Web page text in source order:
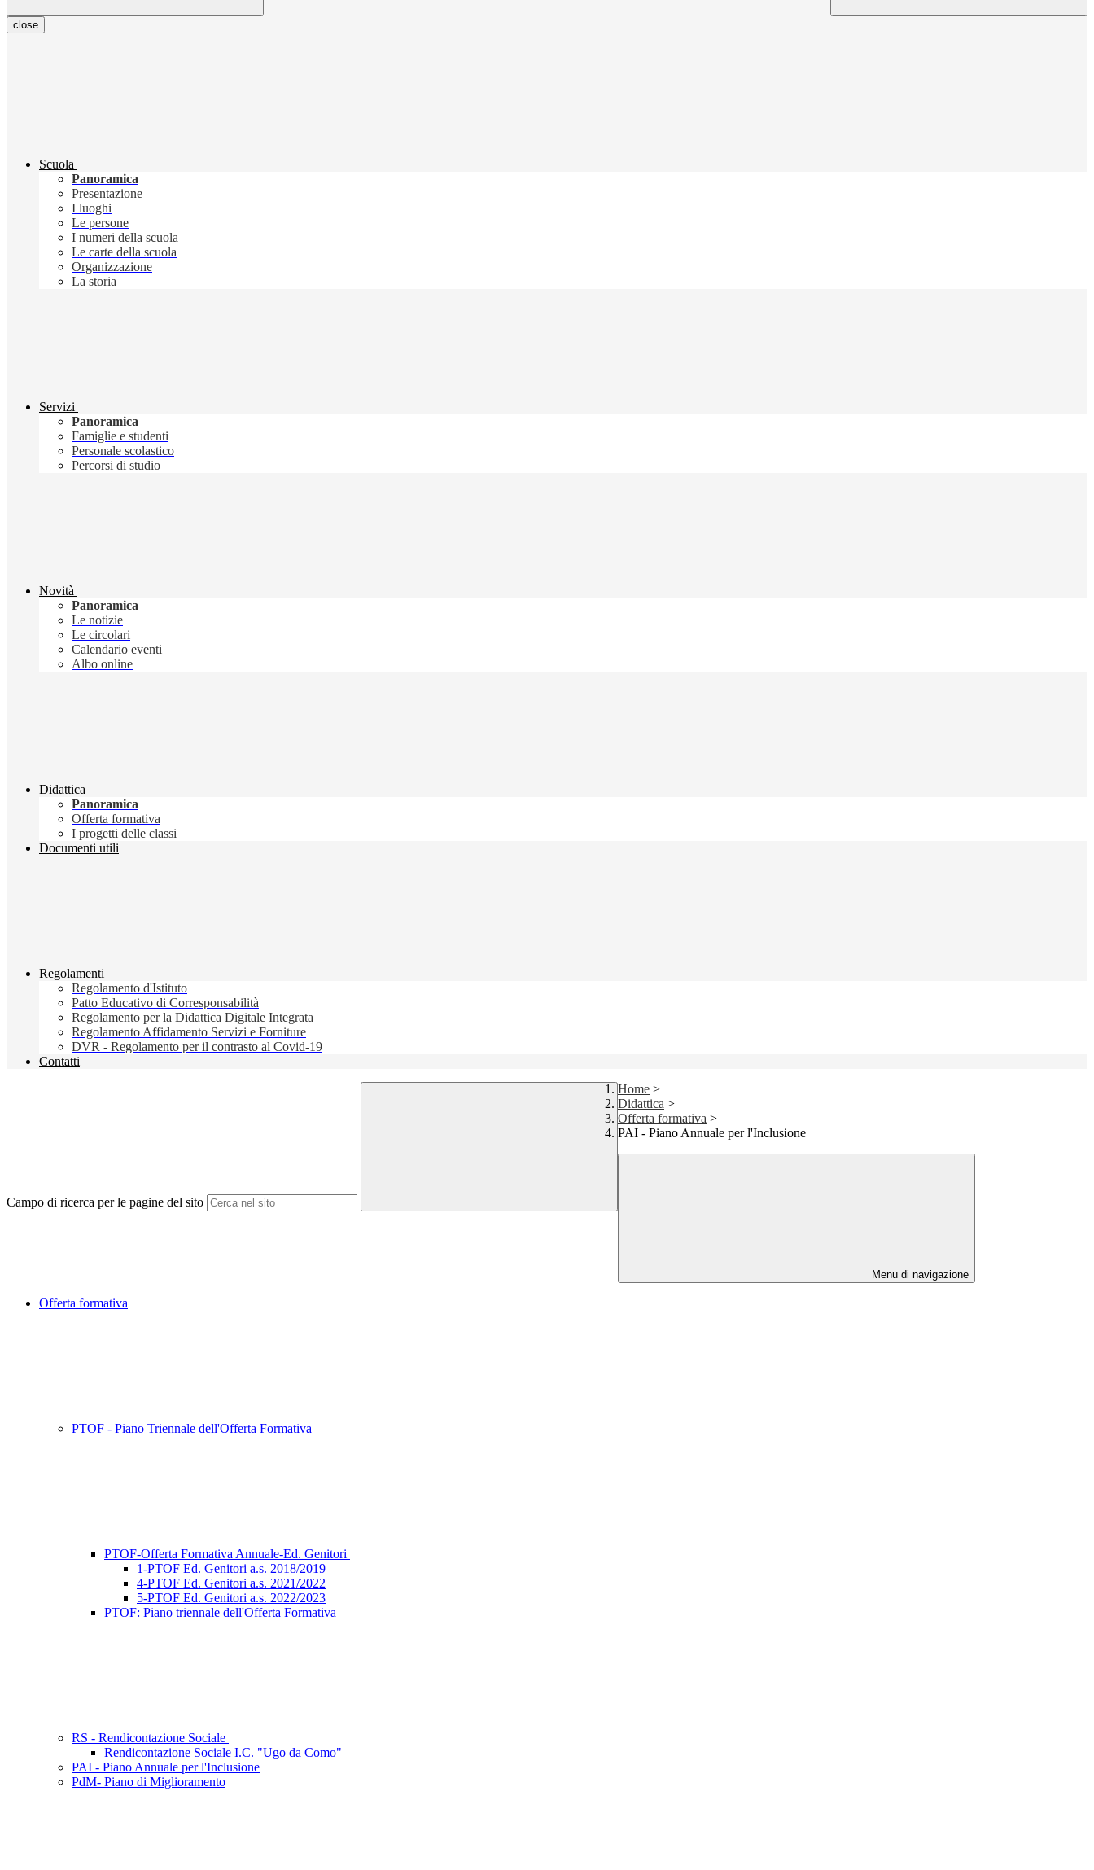
close
Scuola
Panoramica
Presentazione
I luoghi
Le persone
I numeri della scuola
Le carte della scuola
Organizzazione
La storia
Servizi
Panoramica
Famiglie e studenti
Personale scolastico
Percorsi di studio
Novità
Panoramica
Le notizie
Le circolari
Calendario eventi
Albo online
Didattica
Panoramica
Offerta formativa
I progetti delle classi
Documenti utili
Regolamenti
Regolamento d'Istituto
Patto Educativo di Corresponsabilità
Regolamento per la Didattica Digitale Integrata
Regolamento Affidamento Servizi e Forniture
DVR - Regolamento per il contrasto al Covid-19
Contatti
Campo di ricerca per le pagine del sito
Home >
Didattica >
Offerta formativa >
PAI - Piano Annuale per l'Inclusione
Menu di navigazione
Offerta formativa
PTOF - Piano Triennale dell'Offerta Formativa
PTOF-Offerta Formativa Annuale-Ed. Genitori
1-PTOF Ed. Genitori a.s. 2018/2019
4-PTOF Ed. Genitori a.s. 2021/2022
5-PTOF Ed. Genitori a.s. 2022/2023
PTOF: Piano triennale dell'Offerta Formativa
RS - Rendicontazione Sociale
Rendicontazione Sociale I.C. "Ugo da Como"
PAI - Piano Annuale per l'Inclusione
PdM- Piano di Miglioramento